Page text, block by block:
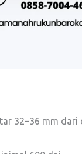
32–36 mm dari